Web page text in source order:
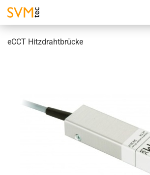
eCCT Hitzdrahtbrücke